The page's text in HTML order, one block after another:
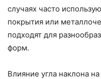
случаях часто
покрытия или
подходят для
форм.
Влияние угла наклона